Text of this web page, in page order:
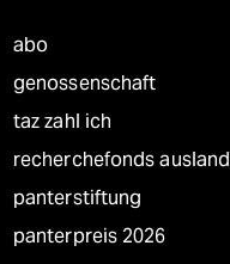
abo
genossenschaft
taz zahl ich
recherchefonds ausland
panterstiftung
panterpreis 2026